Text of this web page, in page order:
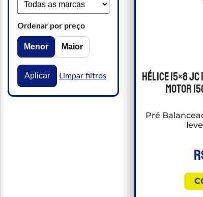
Ordenar por preço
Menor Maior
Aplicar Limpar filtros
Hélice 15×8
motor
Pré